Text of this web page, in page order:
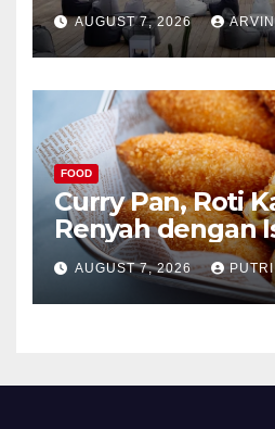
AUGUST 7, 2026
FOOD
Curry Pan, Roti
Renyah dengan
Menggoda
AUGUST 7, 2026